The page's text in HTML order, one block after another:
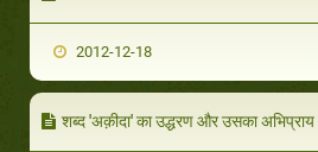
2012-12-18
शब्द 'अक़ीदा' का उद्धरण और उसका अभिप्राय